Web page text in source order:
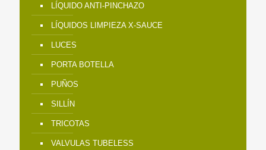
LÍQUIDO ANTI-PINCHAZO
LÍQUIDOS LIMPIEZA X-SAUCE
LUCES
PORTA BOTELLA
PUÑOS
SILLÍN
TRICOTAS
VALVULAS TUBELESS